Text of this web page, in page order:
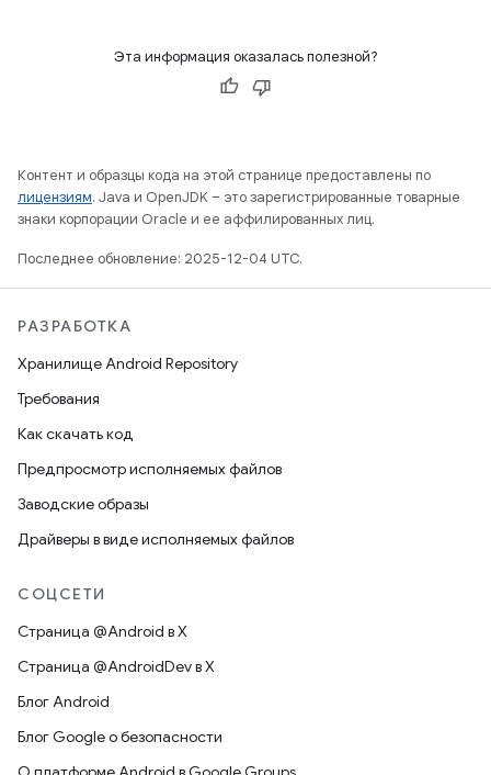
Эта информация оказалась полезной?
Контент и образцы кода на этой странице предоставлены по
лицензиям. Java и OpenJDK – это зарегистрированные товарные
знаки корпорации Oracle и ее аффилированных лиц.
Последнее обновление: 2025-12-04 UTC.
РАЗРАБОТКА
Хранилище Android Repository
Требования
Как скачать код
Предпросмотр исполняемых файлов
Заводские образы
Драйверы в виде исполняемых файлов
СОЦСЕТИ
Страница @Android в X
Страница @AndroidDev в X
Блог Android
Блог Google о безопасности